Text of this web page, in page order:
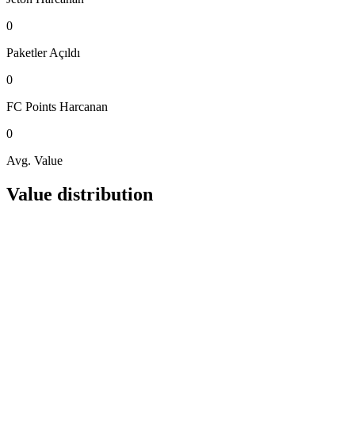
0
Paketler Açıldı
0
FC Points Harcanan
0
Avg. Value
Value distribution